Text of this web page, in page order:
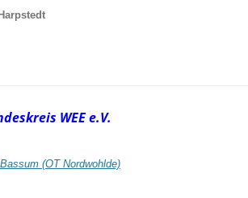
WEE e.V.
(OT Nordwohlde)